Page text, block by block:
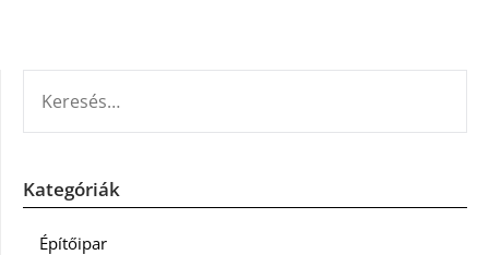
Kategóriák
Építőipar